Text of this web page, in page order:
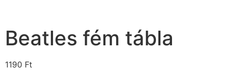
Beatles fém tábla
1190 Ft